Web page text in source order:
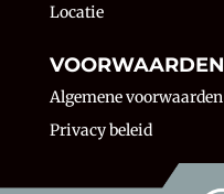
Locatie
VOORWAARDEN
Algemene voorwaarden
Privacy beleid